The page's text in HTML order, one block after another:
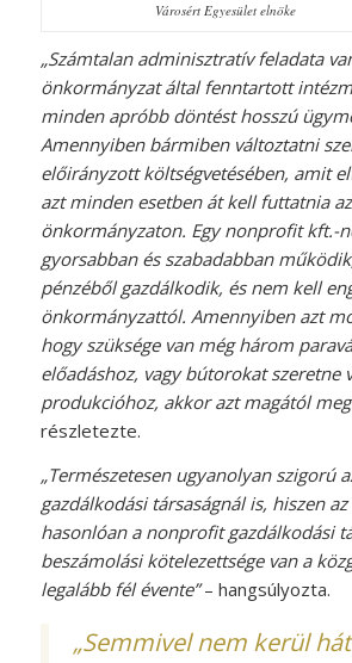
Városért Egyesület elnöke
„Számtalan adminisztratív feladata
önkormányzat által fenntartott
minden apróbb döntést hosszú
Amennyiben bármiben változtatni
előirányzott költségvetésében, amit
azt minden esetben át kell futtatnia az
önkormányzaton. Egy nonprofit kft.-
gyorsabban és szabadabban
pénzéből gazdálkodik, és nem kell
önkormányzattól. Amennyiben azt
hogy szüksége van még három
előadáshoz, vagy bútorokat szeretne
produkcióhoz, akkor azt magától
részletezte.
„Természetesen ugyanolyan szigorú
gazdálkodási társaságnál is, hiszen
hasonlóan a nonprofit gazdálkodási
beszámolási kötelezettsége van a
legalább fél évente”– hangsúlyozta.
„Semmivel nem kerül